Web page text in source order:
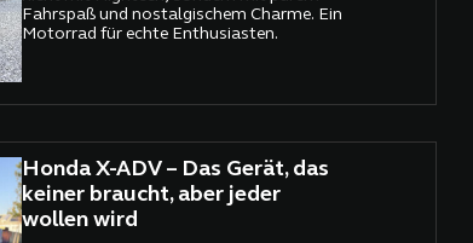
Fahrspaß und nostalgischem Charme. Ein
Motorrad für echte Enthusiasten.
Honda X-ADV – Das Gerät, das
keiner braucht, aber jeder
wollen wird